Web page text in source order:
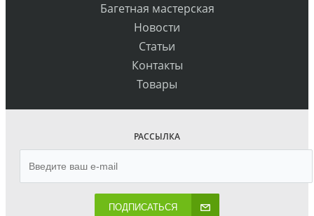
Багетная мастерская
Новости
Статьи
Контакты
Товары
РАССЫЛКА
ПОДПИСАТЬСЯ